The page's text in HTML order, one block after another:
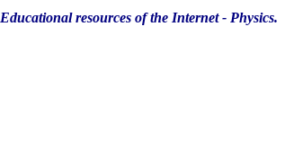
Educational resources of the Internet- Physics.